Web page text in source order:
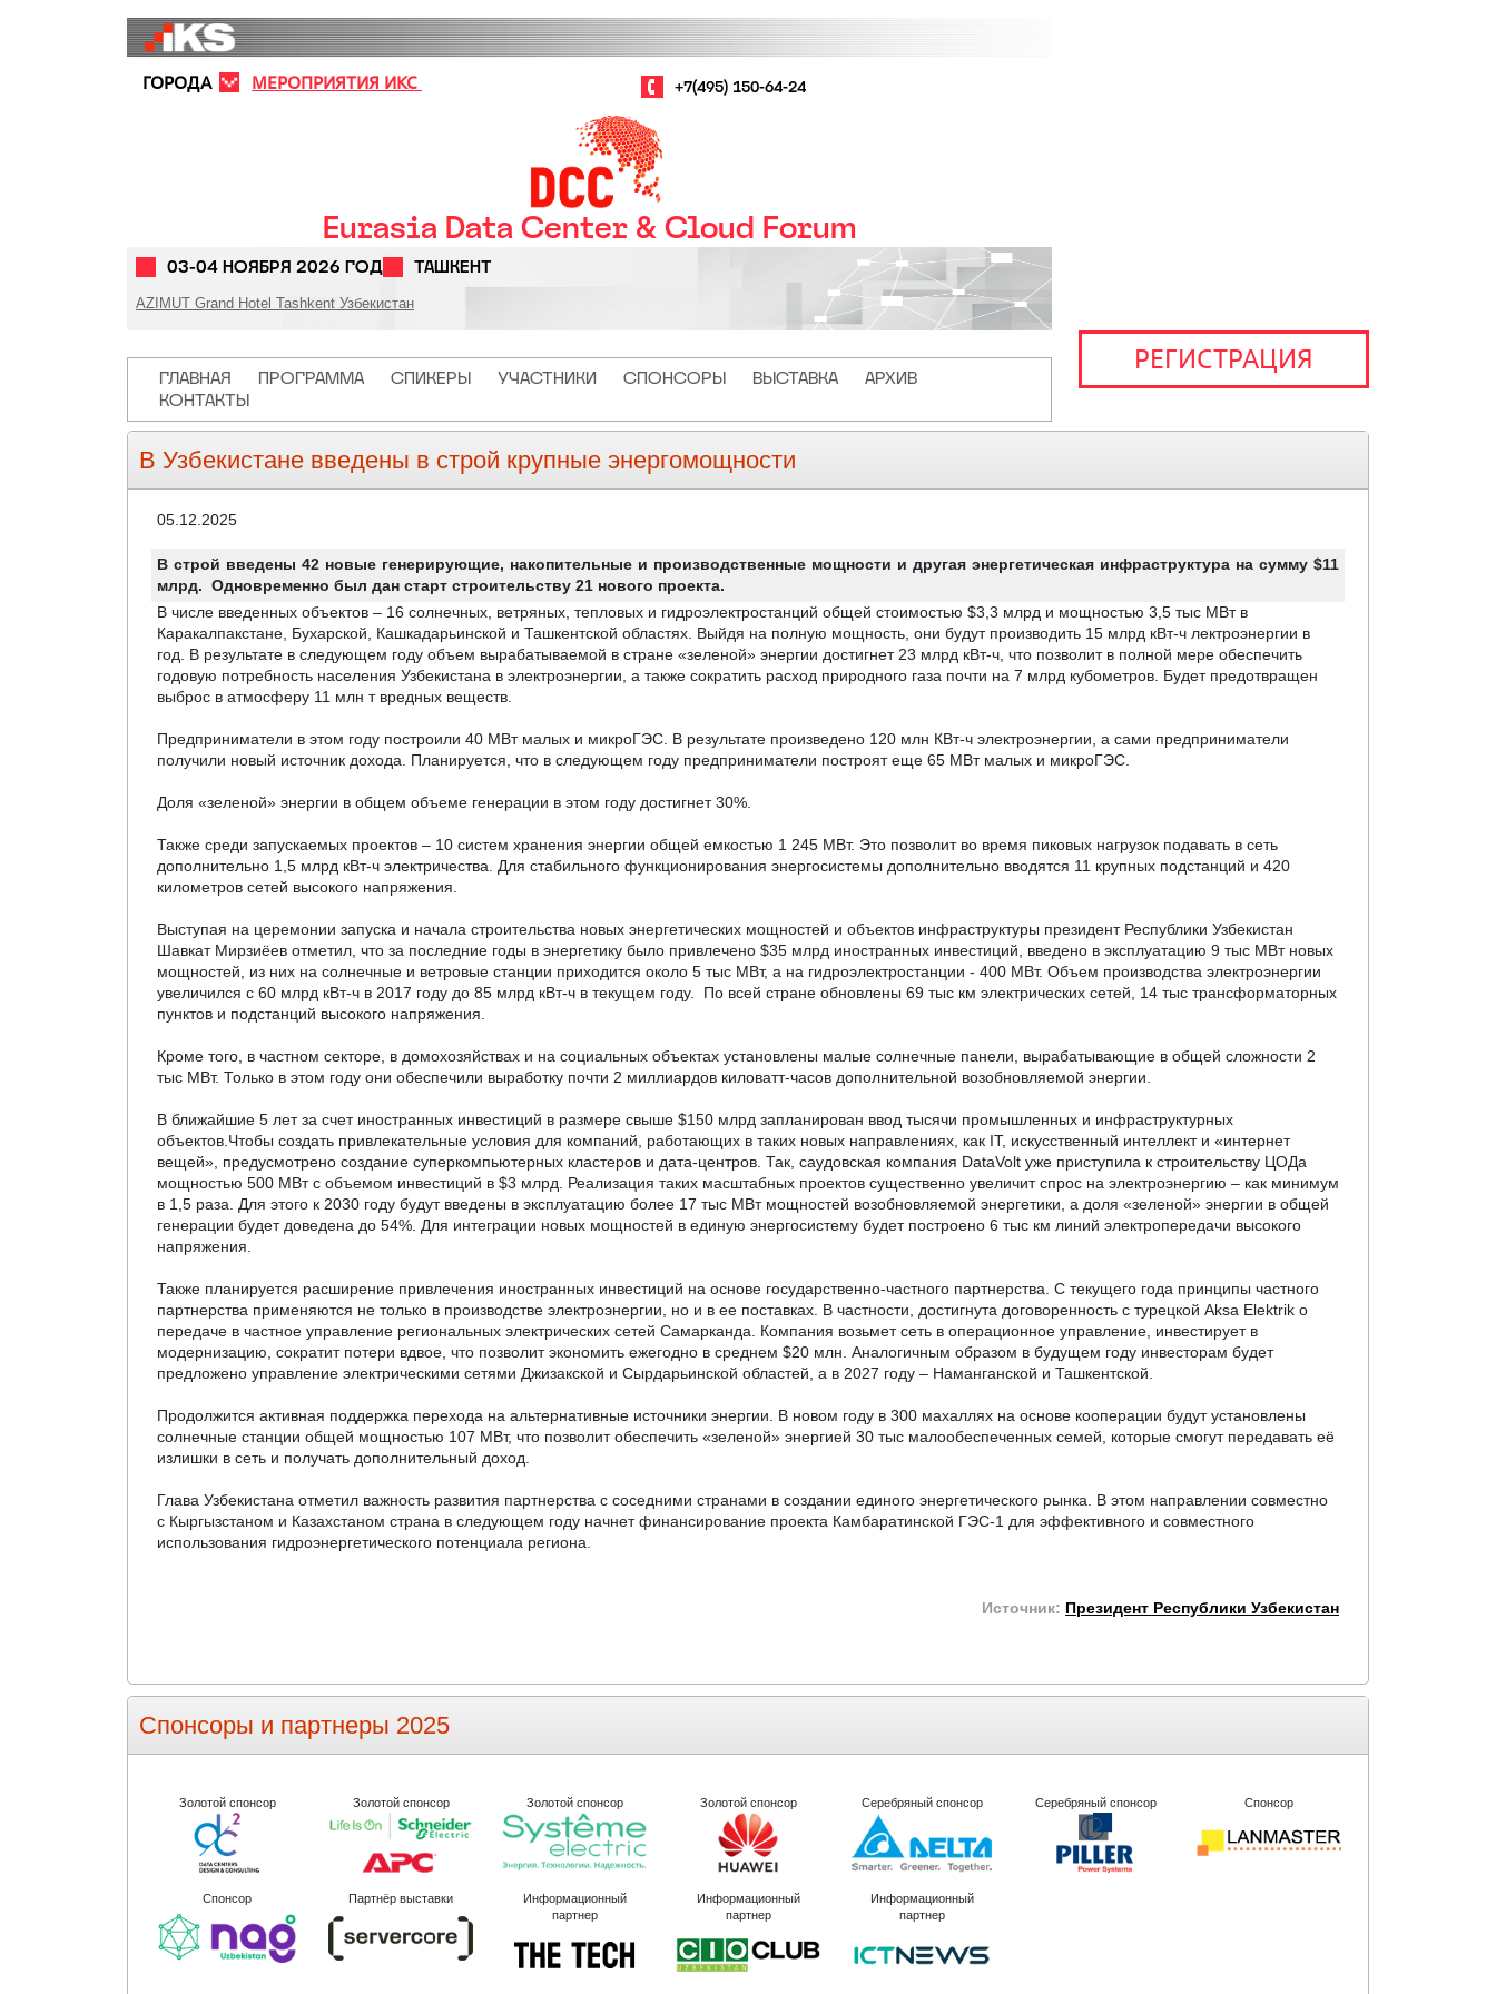
МЕРОПРИЯТИЯ ИКС +7(495) 150-64-24
ГОРОДА
Eurasia Data Center & Cloud Forum
03-04 НОЯБРЯ 2026 ГОД ТАШКЕНТ
AZIMUT Grand Hotel Tashkent Узбекистан
Основная навигация
ГЛАВНАЯ ПРОГРАММА СПИКЕРЫ УЧАСТНИКИ СПОНСОРЫ ВЫСТАВКА
АРХИВ
КОНТАКТЫ
РЕГИСТРАЦИЯ
В Узбекистане введены в строй крупные энергомощности
05.12.2025
В строй введены 42 новые генерирующие, накопительные и производственные мощности и другая энергетическая инфраструктура на сумму $11
млрд. Одновременно был дан старт строительству 21 нового проекта.
В числе введенных объектов – 16 солнечных, ветряных, тепловых и гидроэлектростанций общей стоимостью $3,3 млрд и мощностью 3,5 тыс МВт в
Каракалпакстане, Бухарской, Кашкадарьинской и Ташкентской областях. Выйдя на полную мощность, они будут производить 15 млрд кВт-ч лектроэнергии в
год. В результате в следующем году объем вырабатываемой в стране «зеленой» энергии достигнет 23 млрд кВт-ч, что позволит в полной мере обеспечить
годовую потребность населения Узбекистана в электроэнергии, а также сократить расход природного газа почти на 7 млрд кубометров. Будет предотвращен
выброс в атмосферу 11 млн т вредных веществ.
Предприниматели в этом году построили 40 МВт малых и микроГЭС. В результате произведено 120 млн КВт-ч электроэнергии, а сами предприниматели
получили новый источник дохода. Планируется, что в следующем году предприниматели построят еще 65 МВт малых и микроГЭС.
Доля «зеленой» энергии в общем объеме генерации в этом году достигнет30%.
Также среди запускаемых проектов – 10 систем хранения энергии общей емкостью 1 245 МВт. Это позволит во время пиковых нагрузок подавать в сеть
дополнительно 1,5 млрд кВт-ч электричества. Для стабильного функционирования энергосистемы дополнительно вводятся 11 крупных подстанций и 420
километров сетей высокого напряжения.
Выступая на церемонии запуска и начала строительства новых энергетических мощностей и объектов инфраструктуры президент Республики Узбекистан
Шавкат Мирзиёев отметил , что за последние годы в энергетику было привлечено $35 млрд иностранных инвестиций, введено в эксплуатацию 9 тыс МВт новых
мощностей, из них на солнечные и ветровые станции приходится около 5 тыс МВт, а на гидроэлектростанции - 400 МВт. Объем производства электроэнергии
увеличился с 60 млрд кВт-ч в 2017 году до 85 млрд кВт-ч в текущем году.
По всей стране обновлены 69 тыс км электрических сетей, 14 тыс трансформаторных
пунктов и подстанций высокого напряжения.
Кроме того, в частном секторе, в домохозяйствах и на социальных объектах установлены малые солнечные панели, вырабатывающие в общей сложности 2
тыс МВт. Только в этом году они обеспечили выработку почти 2 миллиардов киловатт-часов дополнительной возобновляемой энергии.
В ближайшие 5 лет за счет иностранных инвестиций в размере свыше $150 млрд запланирован ввод тысячи промышленных и инфраструктурных
объектов.Чтобы создать привлекательные условия для компаний, работающих в таких новых направлениях, как IT, искусственный интеллект и «интернет
вещей», предусмотрено создание суперкомпьютерных кластеров и дата-центров. Так, саудовская компания DataVolt уже приступила к строительству ЦОДа
мощностью 500 МВт с объемом инвестиций в $3 млрд. Реализация таких масштабных проектов существенно увеличит спрос на электроэнергию – как минимум
в 1,5 раза. Для этого к 2030 году будут введены в эксплуатацию более 17 тыс МВт мощностей возобновляемой энергетики, а доля «зеленой» энергии в общей
генерации будет доведена до 54%. Для интеграции новых мощностей в единую энергосистему будет построено 6 тыс км линий электропередачи высокого
напряжения.
Также планируется расширение привлечения иностранных инвестиций на основе государственно-частного партнерства. С текущего года принципы частного
партнерства применяются не только в производстве электроэнергии, но и в ее поставках. В частности, достигнута договоренность с турецкой Aksa Elektrik о
передаче в частное управление региональных электрических сетей Самарканда. Компания возьмет сеть в операционное управление, инвестирует в
модернизацию, сократит потери вдвое, что позволит экономить ежегодно в среднем $20 млн. Аналогичным образом в будущем году инвесторам будет
предложено управление электрическими сетями Джизакской и Сырдарьинской областей, а в 2027 году – Наманганской и Ташкентской.
Продолжится активная поддержка перехода на альтернативные источники энергии. В новом году в 300 махаллях на основе кооперации будут установлены
солнечные станции общей мощностью 107 МВт, что позволит обеспечить «зеленой» энергией 30 тыс малообеспеченных семей, которые смогут передавать её
излишки в сеть и получать дополнительный доход.
Глава Узбекистана отметил важность развития партнерства с соседними странами в создании единого энергетического рынка. В этом направлении совместно
с Кыргызстаном и Казахстаном страна в следующем году начнет финансирование проекта Камбаратинской ГЭС-1 для эффективного и совместного
использования гидроэнергетического потенциала региона.
Источник: Президент Республики Узбекистан
Спонсоры и партнеры 2025
Золотой спонсор Золотой спонсор Золотой спонсор Золотой спонсор Серебряный спонсор Серебряный спонсор Спонсор
Спонсор Партнёр выставки
Информационный
партнер
Информационный
партнер
Информационный
партнер